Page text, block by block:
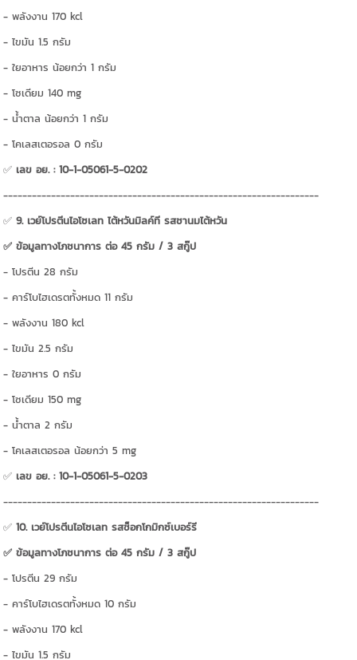
- พลังงาน 170 kcl
- ไขมัน 1.5 กรัม
- ใยอาหาร น้อยกว่า 1 กรัม
- โซเดียม 140 mg
- น้ำตาล น้อยกว่า 1 กรัม
- โคเลสเตอรอล 0 กรัม
✅เลข อย. : 10-1-05061-5-0202
------------------------------------------------------------------
✅9. เวย์โปรตีนไอโซเลท ไต้หวันมิลค์ที รสชานมไต้หวัน
✅ ข้อมูลทางโภชนาการ ต่อ 45 กรัม / 3 สกู๊ป
- โปรตีน 28 กรัม
- คาร์โบไฮเดรตทั้งหมด 11 กรัม
- พลังงาน 180 kcl
- ไขมัน 2.5 กรัม
- ใยอาหาร 0 กรัม
- โซเดียม 150 mg
- น้ำตาล 2 กรัม
- โคเลสเตอรอล น้อยกว่า 5 mg
✅เลข อย. : 10-1-05061-5-0203
------------------------------------------------------------------
✅10. เวย์โปรตีนไอโซเลท รสช็อกโกมิกซ์เบอร์รี
✅ ข้อมูลทางโภชนาการ ต่อ 45 กรัม / 3 สกู๊ป
- โปรตีน 29 กรัม
- คาร์โบไฮเดรตทั้งหมด 10 กรัม
- พลังงาน 170 kcl
- ไขมัน 1.5 กรัม